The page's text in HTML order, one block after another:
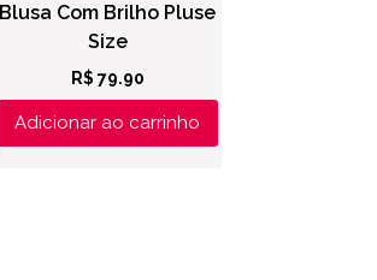
Blusa Com Brilho Pluse
Size
R$ 79.90
Adicionar ao carrinho